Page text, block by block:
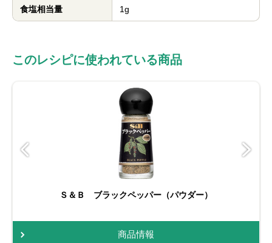
食塩相当量 1g
このレシピに使われている商品
Ｓ＆Ｂ ブラックペッパー（パウダー）
商品情報